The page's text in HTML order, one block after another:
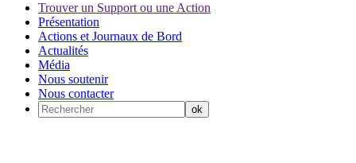
Trouver un Support ou une Action
Présentation
Actions et Journaux de Bord
Actualités
Média
Nous soutenir
Nous contacter